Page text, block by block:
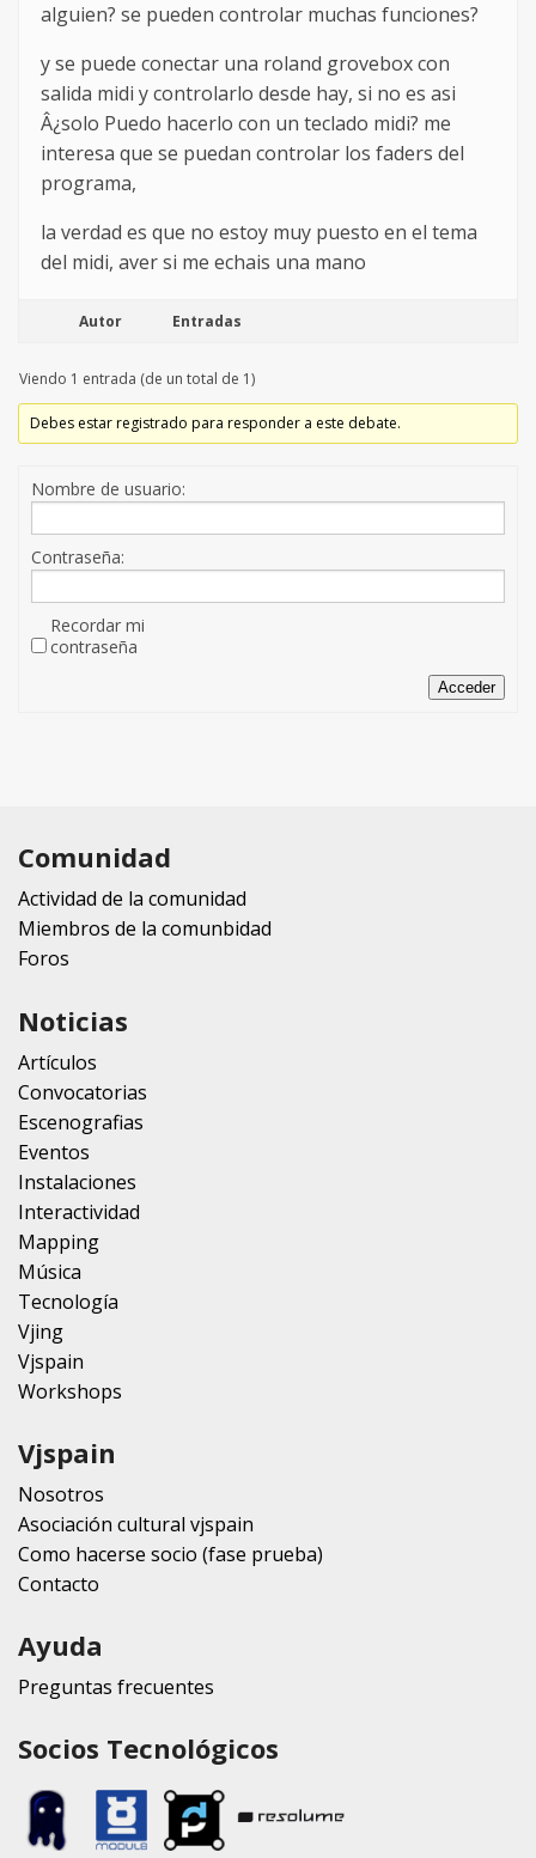
alguien? se pueden controlar muchas funciones?
y se puede conectar una roland grovebox con
salida midi y controlarlo desde hay, si no es asi
Â¿solo Puedo hacerlo con un teclado midi? me
interesa que se puedan controlar los faders del
programa,
la verdad es que no estoy muy puesto en el tema
del midi, aver si me echais una mano
Autor Entradas
Viendo 1 entrada (de un total de 1)
Debes estar registrado para responder a este debate.
Nombre de usuario:
Contraseña:
Recordar mi
contraseña
Acceder
Comunidad
Actividad de la comunidad
Miembros de la comunbidad
Foros
Noticias
Artículos
Convocatorias
Escenografias
Eventos
Instalaciones
Interactividad
Mapping
Música
Tecnología
Vjing
Vjspain
Workshops
Vjspain
Nosotros
Asociación cultural vjspain
Como hacerse socio (fase prueba)
Contacto
Ayuda
Preguntas frecuentes
Socios Tecnológicos